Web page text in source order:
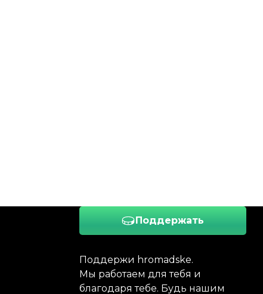
Поддержать
Поддержи hromadske.
Мы работаем для тебя и
благодаря тебе. Будь нашим